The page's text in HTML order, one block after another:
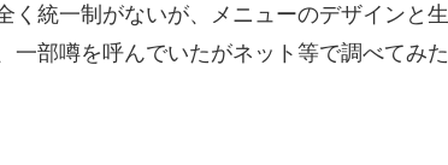
統一制がないが、メニューのデザインと生
一部噂を呼んでいたがネット等で調べてみた